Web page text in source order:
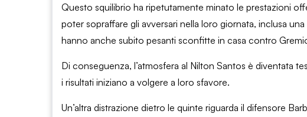
Questo squilibrio ha ripetutamente minato le prestazioni
poter sopraffare gli avversari nella loro giornata, inclusa
hanno anche subito pesanti sconfitte in casa contro
Di conseguenza, l’atmosfera al Nilton Santos è diventata
i risultati iniziano a volgere a loro sfavore.
Un’altra distrazione dietro le quinte riguarda il difensore